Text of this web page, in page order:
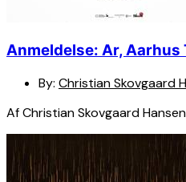
Anmeldelse: Ar,
By: Christian Skovgaard
Af Christian Skovgaard